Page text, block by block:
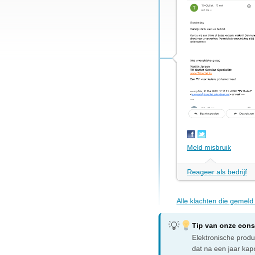
Meld misbruik
Reageer als bedrijf
Alle klachten die
Tip van onze
Elektronische
dat na een jaar